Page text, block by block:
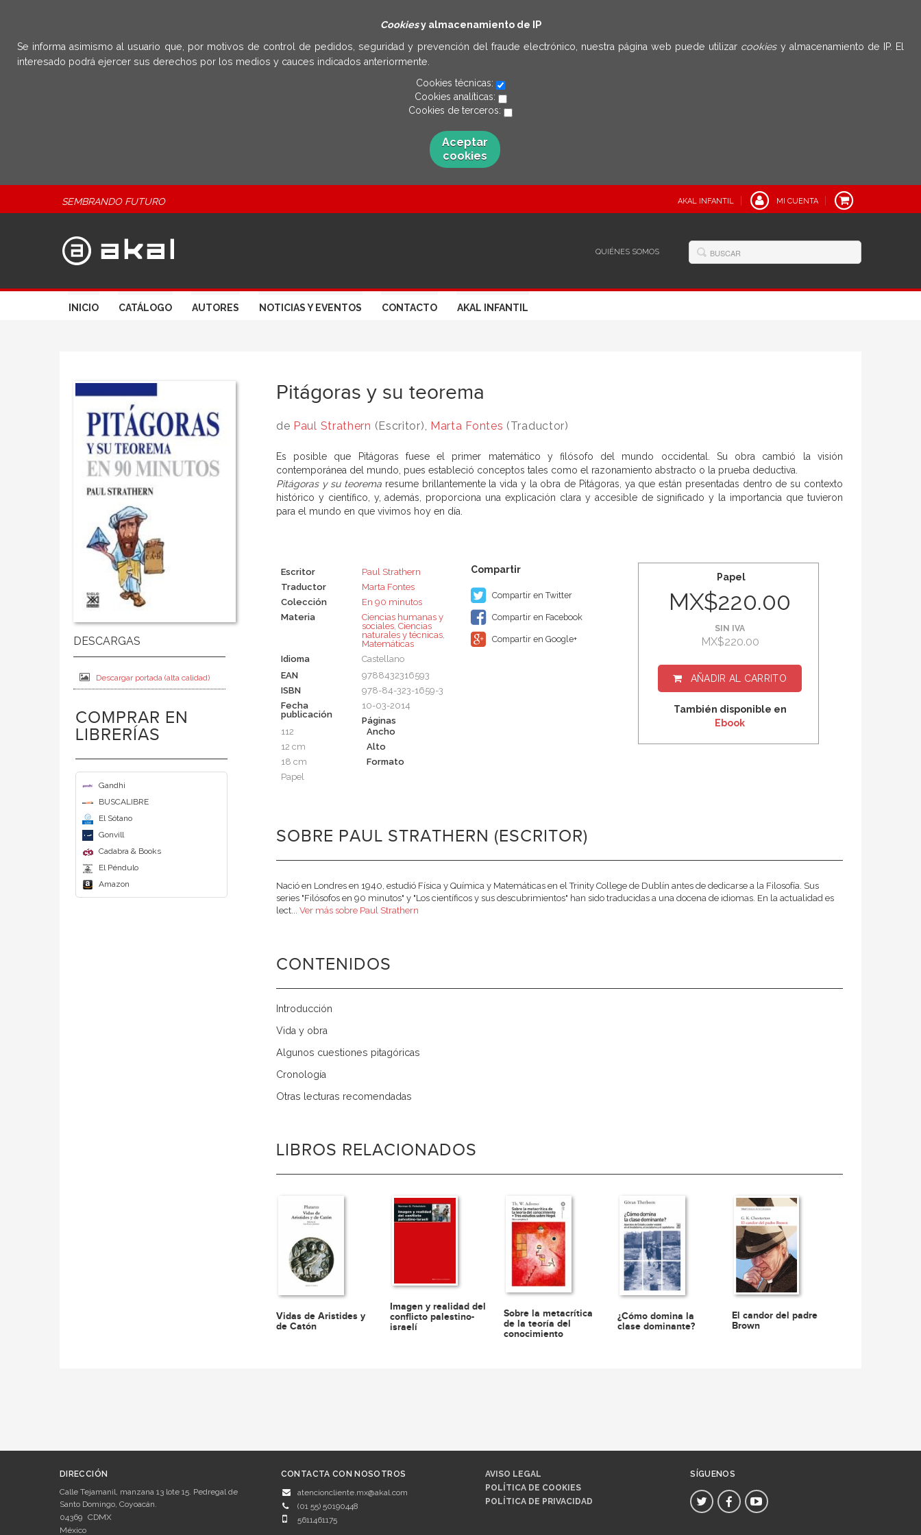
Cookiesy almacenamiento de IP
Se informa asimismo al usuario que, por motivos de control de pedidos, seguridad y prevención del fraude electrónico, nuestra página web puede utilizar cookies y almacenamiento de IP. El
interesado podrá ejercer sus derechos por los medios y cauces indicados anteriormente.
Cookies técnicas:
Cookies analíticas:
Cookies de terceros:
Aceptar
cookies
SEMBRANDO FUTURO AKAL INFANTIL MI CUENTA
QUIÉNES SOMOS
INICIO CATÁLOGO AUTORES NOTICIAS Y EVENTOS CONTACTO AKAL INFANTIL
Descargar portada (alta calidad)
COMPRAR EN
LIBRERÍAS
Gandhi
BUSCALIBRE
El Sótano
Gonvill
Cadabra & Books
El Péndulo
Amazon
Pitágoras y su teorema
de Paul Strathern (Escritor), Marta Fontes (Traductor)
Es posible que Pitágoras fuese el primer matemático y filósofo del mundo occidental. Su obra cambió la visión
contemporánea del mundo, pues estableció conceptos tales como el razonamiento abstracto o la prueba deductiva.
Pitágoras y su teorema resume brillantemente la vida y la obra de Pitágoras, ya que están presentadas dentro de su contexto
histórico y científico, y, además, proporciona una explicación clara y accesible de significado y la importancia que tuvieron
para el mundo en que vivimos hoy en día.
Escritor
Paul Strathern
Traductor
Marta Fontes
Colección
En 90 minutos
Materia
Ciencias humanas y
sociales, Ciencias
naturales y técnicas,
Matemáticas
Idioma
Castellano
EAN
9788432316593
ISBN
978-84-323-1659-3
Fecha
publicación
10-03-2014
Páginas
112
Ancho
12 cm
Alto
18 cm
Formato
Papel
Compartir en Twitter
Compartir en Facebook
Compartir en Google+
Papel
MX$220.00
SIN IVA
MX$220.00
AÑADIR AL CARRITO
También disponible en
Ebook
SOBRE PAUL STRATHERN (ESCRITOR)
Nació en Londres en 1940, estudió Física y Química y Matemáticas en el Trinity College de Dublín antes de dedicarse a la Filosofía. Sus
series "Filósofos en 90 minutos" y "Los científicos y sus descubrimientos" han sido traducidas a una docena de idiomas. En la actualidad es
lect... Ver más sobre Paul Strathern
CONTENIDOS
Introducción
Vida y obra
Algunos cuestiones pitagóricas
Cronología
Otras lecturas recomendadas
LIBROS RELACIONADOS
Vidas de Aristides y
de Catón
Imagen y realidad del
conflicto palestino-
israelí
Sobre la metacrítica
de la teoría del
conocimiento
¿Cómo domina la
clase dominante?
El candor del padre
Brown
DIRECCIÓN
Calle Tejamanil, manzana 13 lote 15. Pedregal de
Santo Domingo, Coyoacán.
04369 CDMX
México
CONTACTA CON NOSOTROS
atencioncliente.mx@akal.com
(01 55) 50190448
5611461175
AVISO LEGAL
POLÍTICA DE COOKIES
POLÍTICA DE PRIVACIDAD
SÍGUENOS